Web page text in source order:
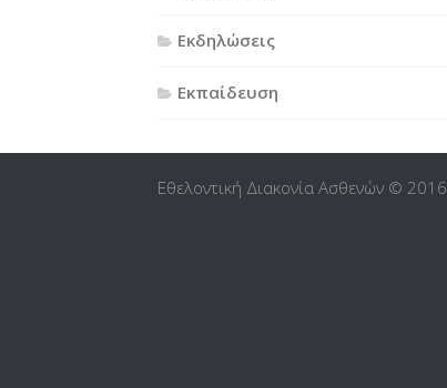
Εκδηλώσεις
Εκπαίδευση
Εθελοντική Διακονία Ασθενών © 2016